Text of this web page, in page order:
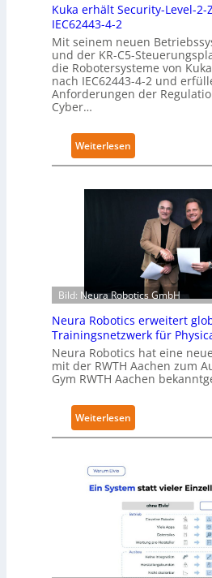
Kuka erhält Security-Level-
IEC62443-4-2
Mit seinem neuen
und der KR-C5-
die Robotersysteme von
nach IEC62443-4-2 und
Anforderungen der
Cyber…
Weiterlesen
K
l
t
S
e
c
u
t
L
e
v
l
Bild: Neura Robotics GmbH
Neura Robotics erweitert
Trainingsnetzwerk für
Neura Robotics hat eine
mit der RWTH Aachen zum
Gym RWTH Aachen
Weiterlesen
N
r
a
R
b